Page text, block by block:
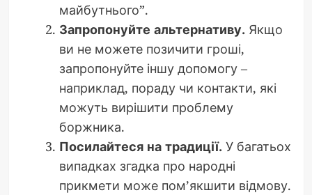
майбутнього”.
Запропонуйте альтернативу. Якщо
ви не можете позичити гроші,
запропонуйте іншу допомогу –
наприклад, пораду чи контакти, які
можуть вирішити проблему
боржника.
Посилайтеся на традиції. У багатьох
випадках згадка про народні
прикмети може пом’якшити відмову.